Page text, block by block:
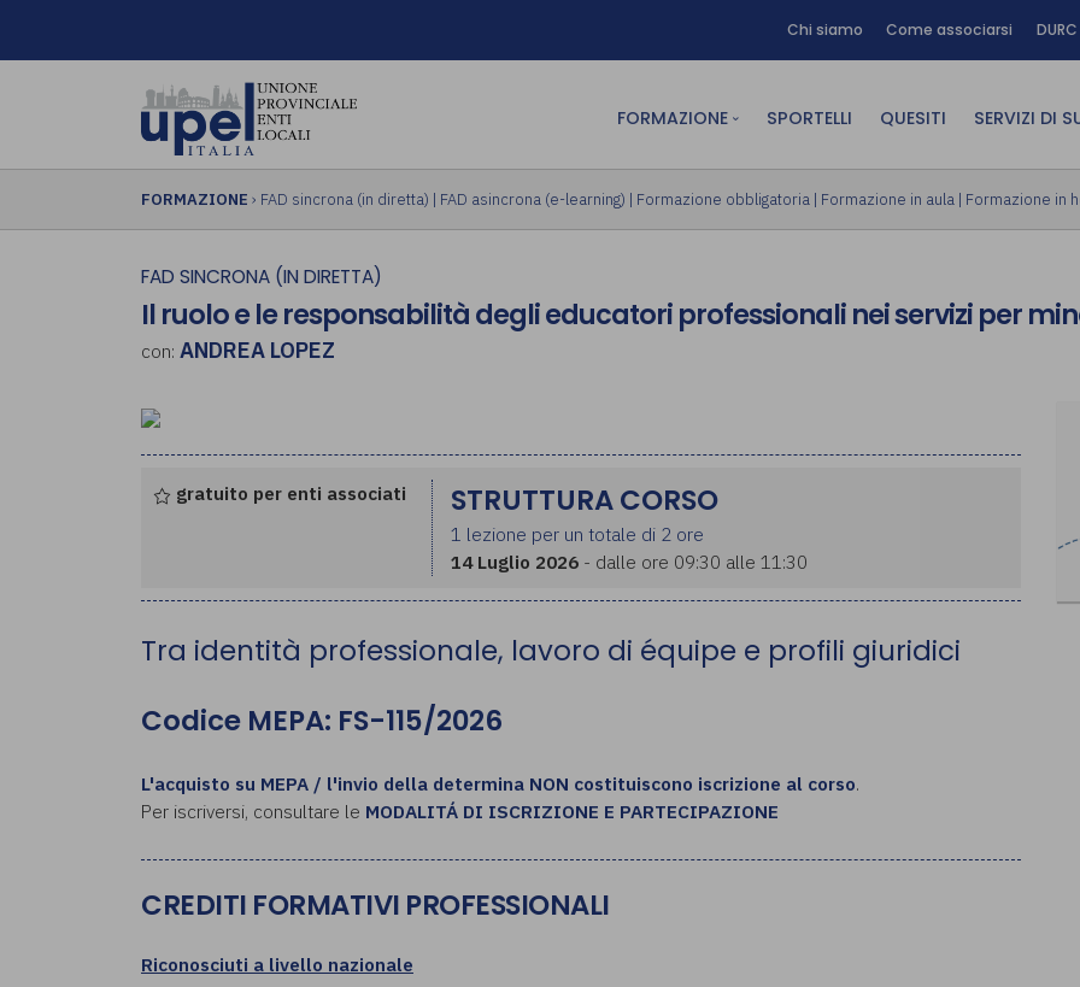
Chi siamo Come associarsi
FORMAZIONE
FAD sincrona (in diretta)
FAD asincrona (e-learning)
Formazione in aula
SPORTELLI QUESITI SERVIZI DI
Area
Area
Area
FORMAZIONE › FAD sincrona (in diretta) | FAD asincrona (e-learning) | Formazione obbligatoria | Formazione in aula | Formazione in
FAD SINCRONA (IN DIRETTA)
Il ruolo e le responsabilità degli educatori professionali nei servizi per
con: ANDREA LOPEZ
gratuito per enti associati STRUTTURA CORSO
1 lezione per un totale di 2 ore
14 Luglio 2026- dalle ore 09:30 alle 11:30
Tra identità professionale, lavoro di équipe e profili giuridici
Codice MEPA: FS-115/2026
L'acquisto su MEPA / l'invio della determina NON costituiscono iscrizione al corso.
Per iscriversi, consultare le MODALITÁ DI ISCRIZIONE E PARTECIPAZIONE
CREDITI FORMATIVI PROFESSIONALI
Riconosciuti a livello nazionale